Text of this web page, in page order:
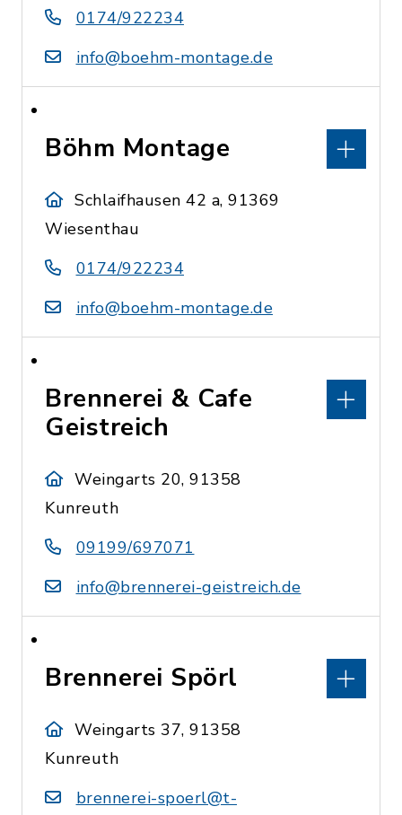
0174/922234
info@boehm-montage.de
Böhm Montage
Schlaifhausen 42 a, 91369
Wiesenthau
0174/922234
info@boehm-montage.de
Brennerei & Cafe
Geistreich
Weingarts 20, 91358
Kunreuth
09199/697071
info@brennerei-geistreich.de
Brennerei Spörl
Weingarts 37, 91358
Kunreuth
brennerei-spoerl@t-